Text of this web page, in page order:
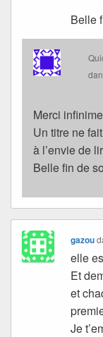
Belle
Merci
Un titre ne
à l’envie de
Belle fin de
gazou
elle
Et
et
Je